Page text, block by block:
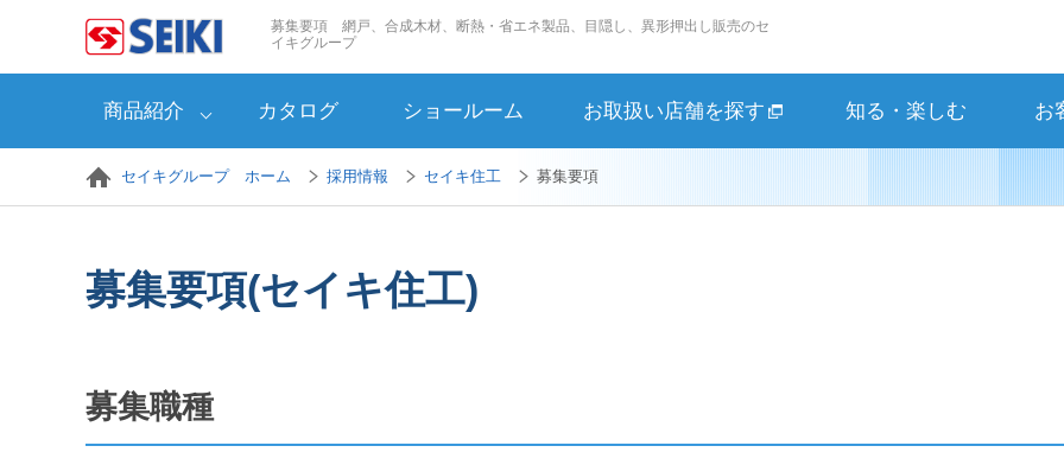
募集要項 網戸、合成木材、断熱・省エネ製品、目隠し、異形押出し販売のセ
イキグループ
商品紹介 カタログ ショールーム お取扱い店舗を探す 知る・楽しむ お
セイキグループ ホーム 採用情報 セイキ住工 募集要項
募集要項(セイキ住工)
募集職種
す